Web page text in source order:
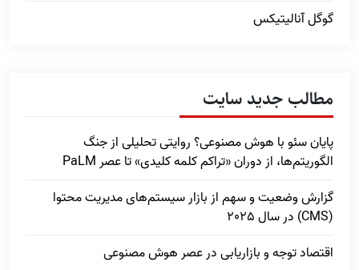
گوگل آنالیتیکس
مطالب جدید سایت
پایان سئو با هوش مصنوعی؟ روایتی تحلیلی از جنگ
الگوریتم‌ها، از دوران «تراکم کلمه کلیدی» تا عصر PaLM
گزارش وضعیت و سهم از بازار سیستم‌های مدیریت محتوا
(CMS) در سال 2025
اقتصاد توجه و بازاریابی در عصر هوش مصنوعی